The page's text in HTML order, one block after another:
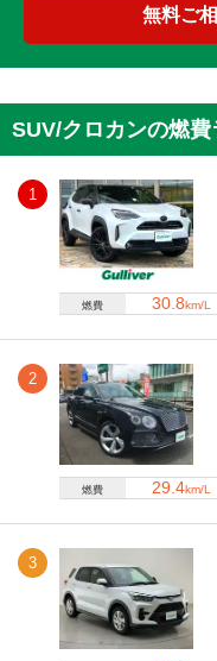
無料ご
SUV/クロカンの燃
1
燃費 30.8km/L
2
燃費 29.4km/L
3